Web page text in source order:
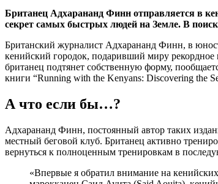
Британец Адхарананд Финн отправляется в
секрет самых быстрых людей на Земле. В
Британский журналист Адхарананд Финн, в
кенийский городок, подаривший миру рекордное
британец подтянет собственную форму,
книги “Running with the Kenyans: Discovering the
А что если бы…?
Адхарананд Финн, постоянный автор таких
местный беговой клуб. Британец активно
вернуться к полноценным тренировкам в
«Впервые я обратил внимание на